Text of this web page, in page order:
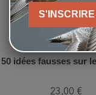
50 idées fausses sur
23,00 €
S'INSCRIRE